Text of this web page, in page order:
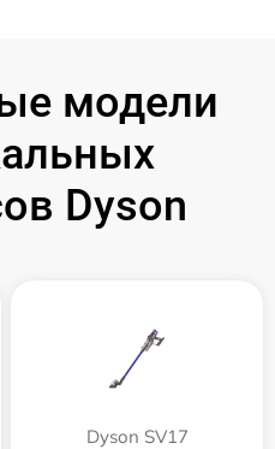
модели
Dyson
Dyson SV17